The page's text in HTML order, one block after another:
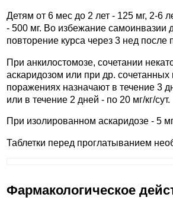
Детям от 6 мес до 2 лет - 125 мг, 2-6
- 500 мг. Во избежание самоинвазии
повторение курса через 3 нед после
При анкилостомозе, сочетании
аскаридозом или при др. сочетанных
поражениях назначают в течение 3
или в течение 2 дней - по 20 мг/кг/сут.
При изолированном аскаридозе - 5
Таблетки перед проглатыванием
Фармакологическое